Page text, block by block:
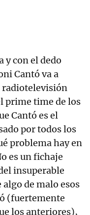
y con el dedo
Cantó va a
radiotelevisión
prime time de los
Cantó es el
por todos los
problema hay en
es un fichaje
insuperable
de malo esos
(fuertemente
los anteriores),